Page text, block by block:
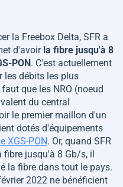
la Freebox Delta, SFR a
d'avoir la fibre jusqu'à 8
PON . C'est actuellement
les débits les plus
que les NRO (noeud
du central
le premier maillon d'un
dotés d'équipements
XGS-PON. Or, quand SFR
jusqu'à 8 Gb/s, il
la fibre dans tout le pays.
2022 ne bénéficient